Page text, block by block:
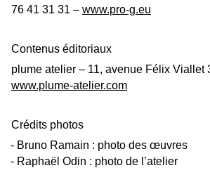
76 41 31 31 – www.pro-g.eu
Contenus éditoriaux
plume atelier – 11, avenue Félix Viallet
www.plume-atelier.com
Crédits photos
Bruno Ramain : photo des œuvres
Raphaël Odin : photo de l’atelier